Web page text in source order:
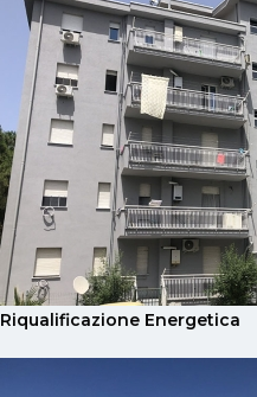
Riqualificazione Energetica